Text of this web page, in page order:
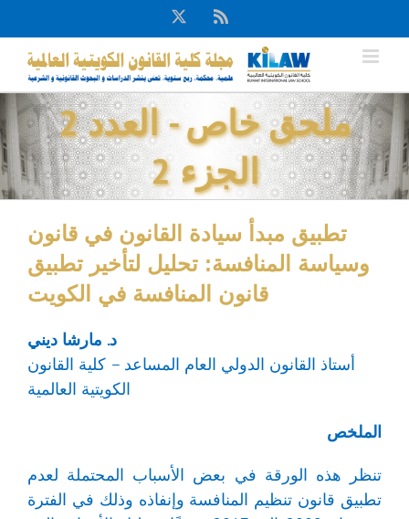
to
content
Rss
X
ملحق خاص - العدد 2
الجزء 2
تطبيق مبدأ سيادة القانون في قانون
وسياسة المنافسة: تحليل لتأخير تطبيق
قانون المنافسة في الكويت
د. مارشا ديني
أستاذ القانون الدولي العام المساعد – كلية القانون
الكويتية العالمية
الملخص
تنظر هذه الورقة في بعض الأسباب المحتملة لعدم
تطبيق قانون تنظيم المنافسة وإنفاذه وذلك في الفترة